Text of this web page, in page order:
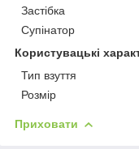
Застібка
Супінатор
Користувацькі
Тип взуття
Розмір
Приховати